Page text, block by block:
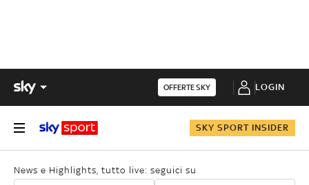
OFFERTE SKY LOGIN
SKY SPORT INSIDER
News e Highlights, tutto live: seguici su